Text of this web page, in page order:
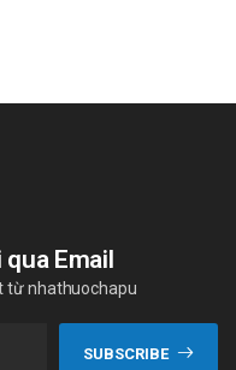
Email
từ nhathuochapu
SUBSCRIBE